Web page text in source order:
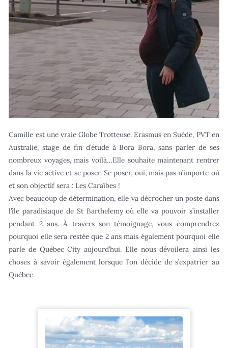
Camille est une vraie Globe Trotteuse. Erasmus en Suède, PVT en
Australie, stage de fin d’étude à Bora Bora, sans parler de ses
nombreux voyages, mais voilà…Elle souhaite maintenant rentrer
dans la vie active et se poser. Se poser, oui, mais pas n’importe où
et son objectif sera : Les Caraïbes !
Avec beaucoup de détermination, elle va décrocher un poste dans
l’île paradisiaque de St Barthelemy où elle va pouvoir s’installer
pendant 2 ans. À travers son témoignage, vous comprendrez
pourquoi elle sera restée que 2 ans mais également pourquoi elle
parle de Québec City aujourd’hui. Elle nous dévoilera ainsi les
choses à savoir également lorsque l’on décide de s’expatrier au
Québec.